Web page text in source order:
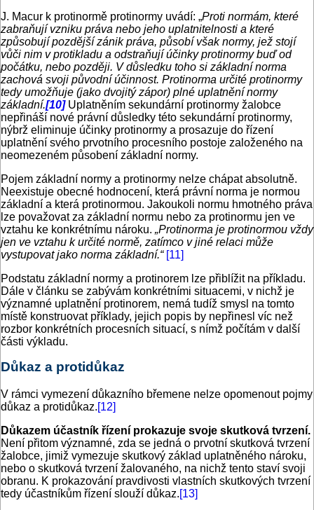
J. Macur k protinormě protinormy uvádí: „Proti normám, které
zabraňují vzniku práva nebo jeho uplatnitelnosti a které
způsobují pozdější zánik práva, působí však normy, jež stojí
vůči nim v protikladu a odstraňují účinky protinormy buď od
počátku, nebo později. V důsledku toho si základní norma
zachová svoji původní účinnost. Protinorma určité protinormy
tedy umožňuje (jako dvojitý zápor) plné uplatnění normy
základní.[10]Uplatněním sekundární protinormy žalobce
nepřináší nové právní důsledky této sekundární protinormy,
nýbrž eliminuje účinky protinormy a prosazuje do řízení
uplatnění svého prvotního procesního postoje založeného na
neomezeném působení základní normy.
Pojem základní normy a protinormy nelze chápat absolutně.
Neexistuje obecné hodnocení, která právní norma je normou
základní a která protinormou. Jakoukoli normu hmotného práva
lze považovat za základní normu nebo za protinormu jen ve
vztahu ke konkrétnímu nároku. „Protinorma je protinormou vždy
jen ve vztahu k určité normě, zatímco v jiné relaci může
vystupovat jako norma základní.“ [11]
Podstatu základní normy a protinorem lze přiblížit na příkladu.
Dále v článku se zabývám konkrétními situacemi, v nichž je
významné uplatnění protinorem, nemá tudíž smysl na tomto
místě konstruovat příklady, jejich popis by nepřinesl víc než
rozbor konkrétních procesních situací, s nímž počítám v další
části výkladu.
Důkaz a protidůkaz
V rámci vymezení důkazního břemene nelze opomenout pojmy
důkaz a protidůkaz.[12]
Důkazem účastník řízení prokazuje svoje skutková tvrzení.
Není přitom významné, zda se jedná o prvotní skutková tvrzení
žalobce, jimiž vymezuje skutkový základ uplatněného nároku,
nebo o skutková tvrzení žalovaného, na nichž tento staví svoji
obranu. K prokazování pravdivosti vlastních skutkových tvrzení
tedy účastníkům řízení slouží důkaz.[13]